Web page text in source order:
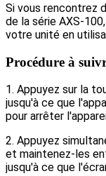
Si vous rencontrez
de la série AXS-
votre unité en
Procédure à
1. Appuyez sur la
jusqu'à ce que
pour arrêter
2. Appuyez
et maintenez-les
jusqu'à ce que